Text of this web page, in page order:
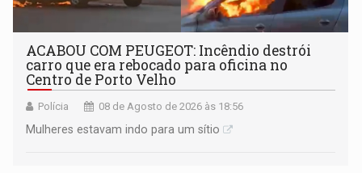
ACABOU COM PEUGEOT: Incêndio destrói
carro que era rebocado para oficina no
Centro de Porto Velho
Polícia 08 de Agosto de 2026 às 18:56
Mulheres estavam indo para um sítio